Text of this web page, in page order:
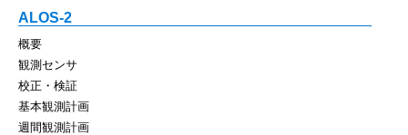
ALOS-2
概要
観測センサ
校正・検証
基本観測計画
週間観測計画